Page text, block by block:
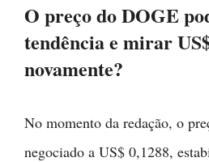
O preço do DOGE
tendência e mirar
novamente?
No momento da redação, o
negociado a US$ 0,1288,